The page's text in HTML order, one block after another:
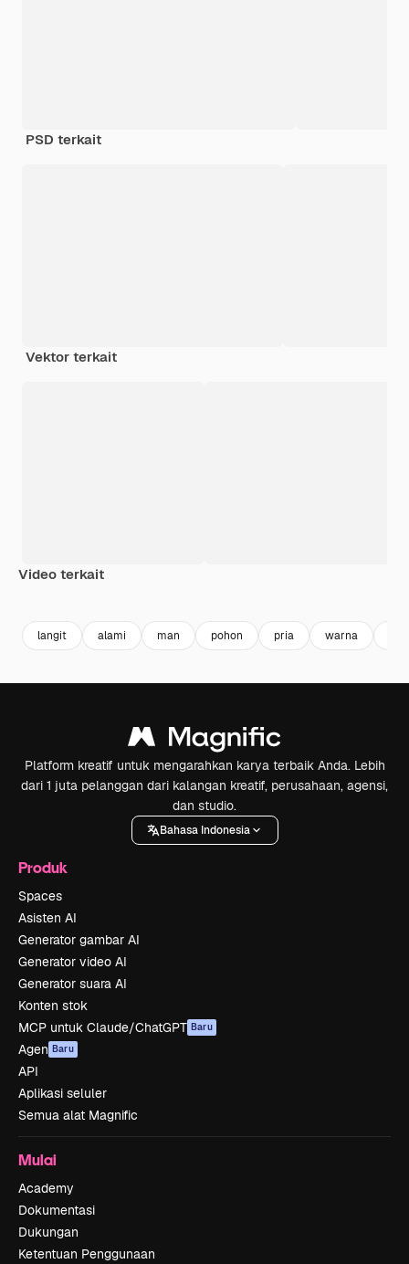
PSD terkait
Vektor terkait
Video terkait
langit alami man pohon pria warna
Platform kreatif untuk mengarahkan karya terbaik Anda. Lebih
dari 1 juta pelanggan dari kalangan kreatif, perusahaan, agensi,
dan studio.
Bahasa Indonesia
Produk
Spaces
Asisten AI
Generator gambar AI
Generator video AI
Generator suara AI
Konten stok
MCP untuk Claude/ChatGPT Baru
Agen Baru
API
Aplikasi seluler
Semua alat Magnific
Mulai
Academy
Dokumentasi
Dukungan
Ketentuan Penggunaan